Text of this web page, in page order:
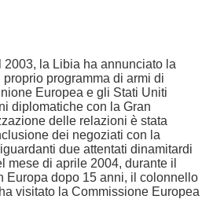
2003, la Libia ha annunciato la
programma di armi di
Europea e gli Stati Uniti
diplomatiche con la Gran
delle relazioni è stata
dei negoziati con la
due attentati dinamitardi
mese di aprile 2004, durante il
Europa dopo 15 anni, il colonnello
visitato la Commissione Europea